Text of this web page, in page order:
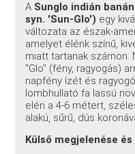
A Sunglo indián
syn. 'Sun-Glo') egy
változata az észak-
amelyet élénk színű,
miatt tartanak számon.
"Glo" (fény, ragyogás)
napfény ízét és
lombhullató fa lassú
eléri a 4-6 métert,
alakú, sűrű, dús
Külső megjelenése